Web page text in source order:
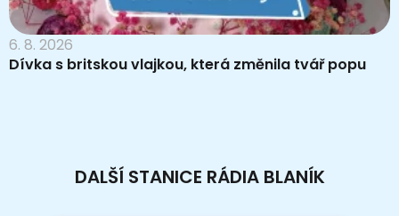
6. 8. 2026
Dívka s britskou vlajkou, která změnila tvář popu
DALŠÍ STANICE RÁDIA BLANÍK